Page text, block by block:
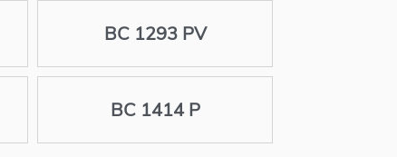
BC 1293 PV
BC 1414 P